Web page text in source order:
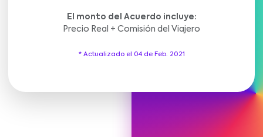
El monto del Acuerdo incluye:
Precio Real + Comisión del Viajero
* Actualizado el 04 de Feb. 2021